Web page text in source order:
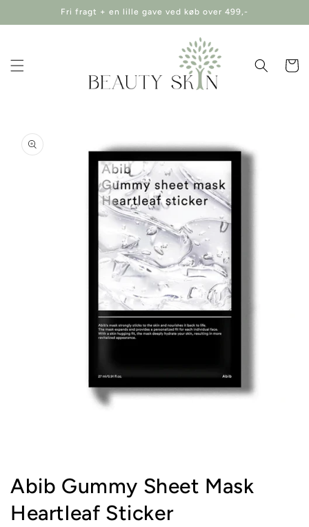
indhold
Fri fragt + en lille gave ved køb over 499,-
Abib Gummy Sheet Mask
Heartleaf Sticker